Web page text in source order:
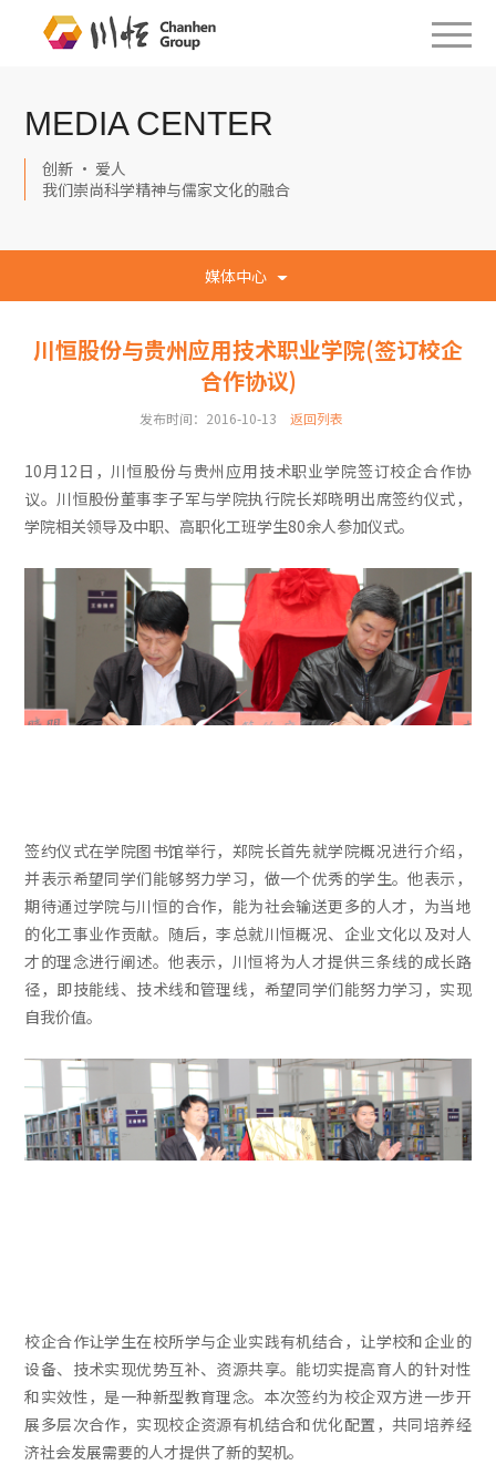
MEDIA CENTER
创新 · 爱人
我们崇尚科学精神与儒家文化的融合
媒体中心
川恒股份与贵州应用技术职业学院(签订校企
合作协议)
发布时间：2016-10-13 返回列表
10月12日，川恒股份与贵州应用技术职业学院签订校企合作协
议。川恒股份董事李子军与学院执行院长郑晓明出席签约仪式，
学院相关领导及中职、高职化工班学生80余人参加仪式。
签约仪式在学院图书馆举行，郑院长首先就学院概况进行介绍，
并表示希望同学们能够努力学习，做一个优秀的学生。他表示，
期待通过学院与川恒的合作，能为社会输送更多的人才，为当地
的化工事业作贡献。随后，李总就川恒概况、企业文化以及对人
才的理念进行阐述。他表示，川恒将为人才提供三条线的成长路
径，即技能线、技术线和管理线，希望同学们能努力学习，实现
自我价值。
校企合作让学生在校所学与企业实践有机结合，让学校和企业的
设备、技术实现优势互补、资源共享。能切实提高育人的针对性
和实效性，是一种新型教育理念。本次签约为校企双方进一步开
展多层次合作，实现校企资源有机结合和优化配置，共同培养经
济社会发展需要的人才提供了新的契机。